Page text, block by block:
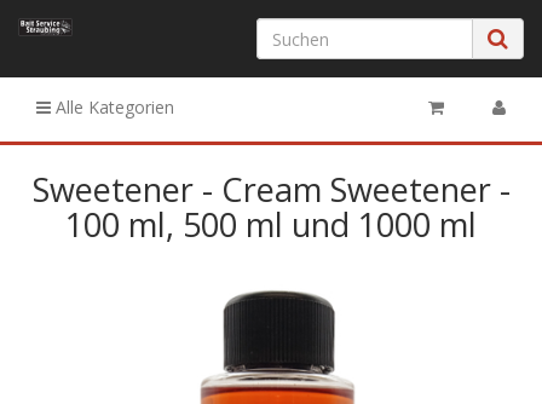
Alle Kategorien
Sweetener - Cream Sweetener -
100 ml, 500 ml und 1000 ml